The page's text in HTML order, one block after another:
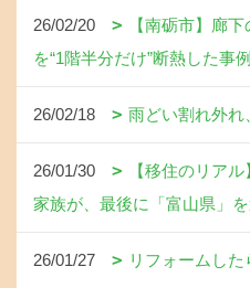
26/02/20
【南砺市】廊
を“1階半分だけ”断熱した事例
26/02/18 雨どい割れ外れ
26/01/30
【移住のリア
家族が、最後に「富山県」
26/01/27 リフォームした